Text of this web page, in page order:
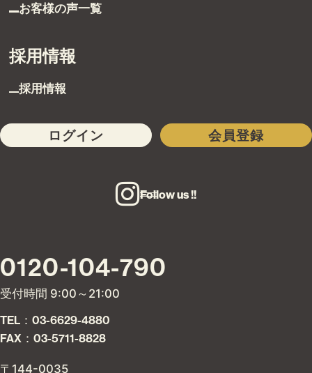
お客様の声一覧
採用情報
採用情報
ログイン 会員登録
Follow us !!
0120-104-790
受付時間 9:00～21:00
TEL：03-6629-4880
FAX：03-5711-8828
〒144-0035